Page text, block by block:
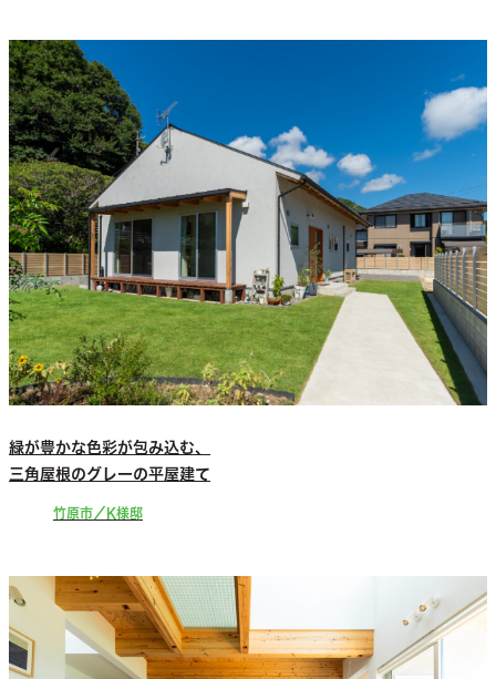
緑が豊かな色彩が包み込む、
三角屋根のグレーの平屋建て
竹原市／K様邸